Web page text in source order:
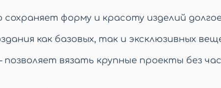
форму и красоту изделий
как базовых, так и эксклюзивных
позволяет вязать крупные проекты без